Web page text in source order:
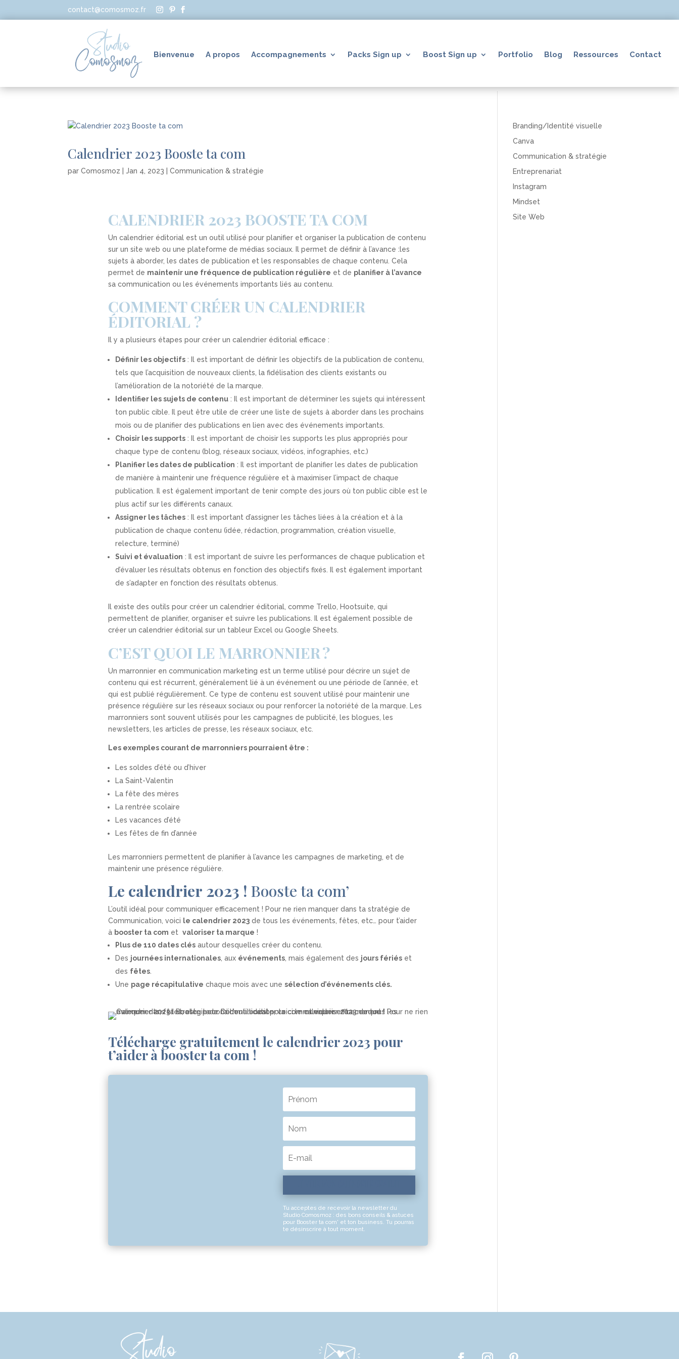
contact@comosmoz.fr
Bienvenue A propos Accompagnements Packs Sign up Boost Sign up Portfolio Blog Ressources Contact
Calendrier 2023 Booste ta com
parComosmoz |Jan 4, 2023 |Communication & stratégie
CALENDRIER 2023 BOOSTE TA COM
Un calendrier éditorial est un outil utilisé pour planifier et organiser la publication de contenu
sur un site web ou une plateforme de médias sociaux. Il permet de définir à l’avance :les
sujets à aborder, les dates de publication et les responsables de chaque contenu. Cela
permet de maintenir une fréquence de publication régulière et de planifier à l’avance
sa communication ou les événements importants liés au contenu.
COMMENT CRÉER UN CALENDRIER
ÉDITORIAL ?
Il y a plusieurs étapes pour créer un calendrier éditorial efficace :
Définir les objectifs: Il est important de définir les objectifs de la publication de contenu,
tels que l’acquisition de nouveaux clients, la fidélisation des clients existants ou
l’amélioration de la notoriété de la marque.
Identifier les sujets de contenu: Il est important de déterminer les sujets qui intéressent
ton public cible. Il peut être utile de créer une liste de sujets à aborder dans les prochains
mois ou de planifier des publications en lien avec des événements importants.
Choisir les supports: Il est important de choisir les supports les plus appropriés pour
chaque type de contenu (blog, réseaux sociaux, vidéos, infographies, etc.)
Planifier les dates de publication : Il est important de planifier les dates de publication
de manière à maintenir une fréquence régulière et à maximiser l’impact de chaque
publication. Il est également important de tenir compte des jours où ton public cible est le
plus actif sur les différents canaux.
Assigner les tâches: Il est important d’assigner les tâches liées à la création et à la
publication de chaque contenu (idée, rédaction, programmation, création visuelle,
relecture, terminé)
Suivi et évaluation : Il est important de suivre les performances de chaque publication et
d’évaluer les résultats obtenus en fonction des objectifs fixés. Il est également important
de s’adapter en fonction des résultats obtenus.
Il existe des outils pour créer un calendrier éditorial, comme Trello, Hootsuite, qui
permettent de planifier, organiser et suivre les publications. Il est également possible de
créer un calendrier éditorial sur un tableur Excel ou Google Sheets.
C’EST QUOI LE MARRONNIER ?
Un marronnier en communication marketing est un terme utilisé pour décrire un sujet de
contenu qui est récurrent, généralement lié à un événement ou une période de l’année, et
qui est publié régulièrement. Ce type de contenu est souvent utilisé pour maintenir une
présence régulière sur les réseaux sociaux ou pour renforcer la notoriété de la marque. Les
marronniers sont souvent utilisés pour les campagnes de publicité, les blogues, les
newsletters, les articles de presse, les réseaux sociaux, etc.
Les exemples courant de marronniers pourraient être :
Les soldes d’été ou d’hiver
La Saint-Valentin
La fête des mères
La rentrée scolaire
Les vacances d’été
Les fêtes de fin d’année
Les marronniers permettent de planifier à l’avance les campagnes de marketing, et de
maintenir une présence régulière.
Le calendrier 2023 ! Booste ta com’
L’outil idéal pour communiquer efficacement ! Pour ne rien manquer dans ta stratégie de
Communication, voici le calendrier 2023 de tous les événements, fêtes , etc… pour t’aider
à booster ta com et valoriser ta marque !
Plus de 110 dates clés autour desquelles créer du contenu.
Des journées internationales, aux événements, mais également des jours fériés et
des fêtes.
Une page récapitulative chaque mois avec une sélection d’événements clés.
Télécharge gratuitement le calendrier 2023 pour
t’aider à booster ta com !
Tu acceptes de recevoir la newsletter du
Studio Comosmoz : des bons conseils & astuces
pour Booster ta com' et ton business. Tu pourras
te désinscrire à tout moment.
Branding/Identité visuelle
Canva
Communication & stratégie
Entreprenariat
Instagram
Mindset
Site Web